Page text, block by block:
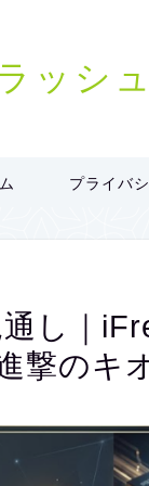
ッシ
プライバ
し｜
撃のキ